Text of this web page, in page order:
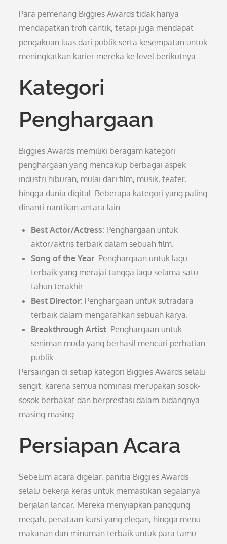
Para pemenang Biggies Awards tidak hanya
mendapatkan trofi cantik, tetapi juga mendapat
pengakuan luas dari publik serta kesempatan untuk
meningkatkan karier mereka ke level berikutnya.
Kategori
Penghargaan
Biggies Awards memiliki beragam kategori
penghargaan yang mencakup berbagai aspek
industri hiburan, mulai dari film, musik, teater,
hingga dunia digital. Beberapa kategori yang paling
dinanti-nantikan antara lain:
Best Actor/Actress: Penghargaan untuk
aktor/aktris terbaik dalam sebuah film.
Song of the Year: Penghargaan untuk lagu
terbaik yang merajai tangga lagu selama satu
tahun terakhir.
Best Director: Penghargaan untuk sutradara
terbaik dalam mengarahkan sebuah karya.
Breakthrough Artist: Penghargaan untuk
seniman muda yang berhasil mencuri perhatian
publik.
Persaingan di setiap kategori Biggies Awards selalu
sengit, karena semua nominasi merupakan sosok-
sosok berbakat dan berprestasi dalam bidangnya
masing-masing.
Persiapan Acara
Sebelum acara digelar, panitia Biggies Awards
selalu bekerja keras untuk memastikan segalanya
berjalan lancar. Mereka menyiapkan panggung
megah, penataan kursi yang elegan, hingga menu
makanan dan minuman terbaik untuk para tamu